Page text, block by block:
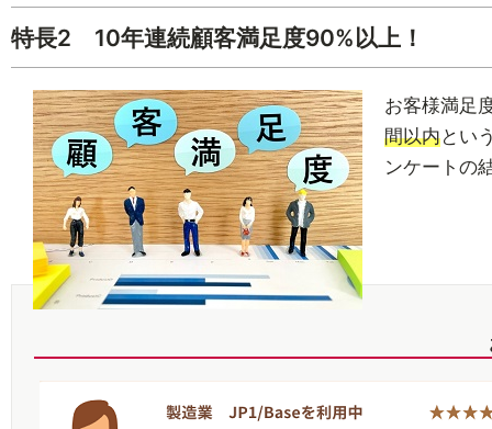
特長2 10年連続顧客満足度90%以上！
お客様満足
間以内とい
ンケートの